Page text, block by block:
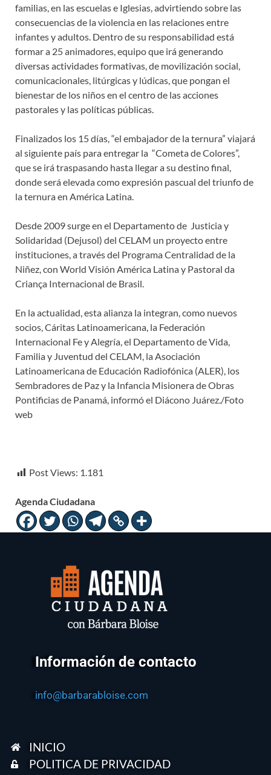
familias, en las escuelas e Iglesias, advirtiendo sobre las
consecuencias de la violencia en las relaciones entre
infantes y adultos. Dentro de su responsabilidad está
formar a 25 animadores, equipo que irá generando
diversas actividades formativas, de movilización social,
comunicacionales, litúrgicas y lúdicas, que pongan el
bienestar de los niños en el centro de las acciones
pastorales y las políticas públicas.
Finalizados los 15 días, “el embajador de la ternura” viajará
al siguiente país para entregar la “Cometa de Colores”,
que se irá traspasando hasta llegar a su destino final,
donde será elevada como expresión pascual del triunfo de
la ternura en América Latina.
Desde 2009 surge en el Departamento de Justicia y
Solidaridad (Dejusol) del CELAM un proyecto entre
instituciones, a través del Programa Centralidad de la
Niñez, con World Visión América Latina y Pastoral da
Criança Internacional de Brasil.
En la actualidad, esta alianza la integran, como nuevos
socios, Cáritas Latinoamericana, la Federación
Internacional Fe y Alegría, el Departamento de Vida,
Familia y Juventud del CELAM, la Asociación
Latinoamericana de Educación Radiofónica (ALER), los
Sembradores de Paz y la Infancia Misionera de Obras
Pontificias de Panamá, informó el Diácono Juárez./Foto
web
Post Views: 1.181
Agenda Ciudadana
Información de contacto
info@barbarabloise.com
INICIO
POLITICA DE PRIVACIDAD